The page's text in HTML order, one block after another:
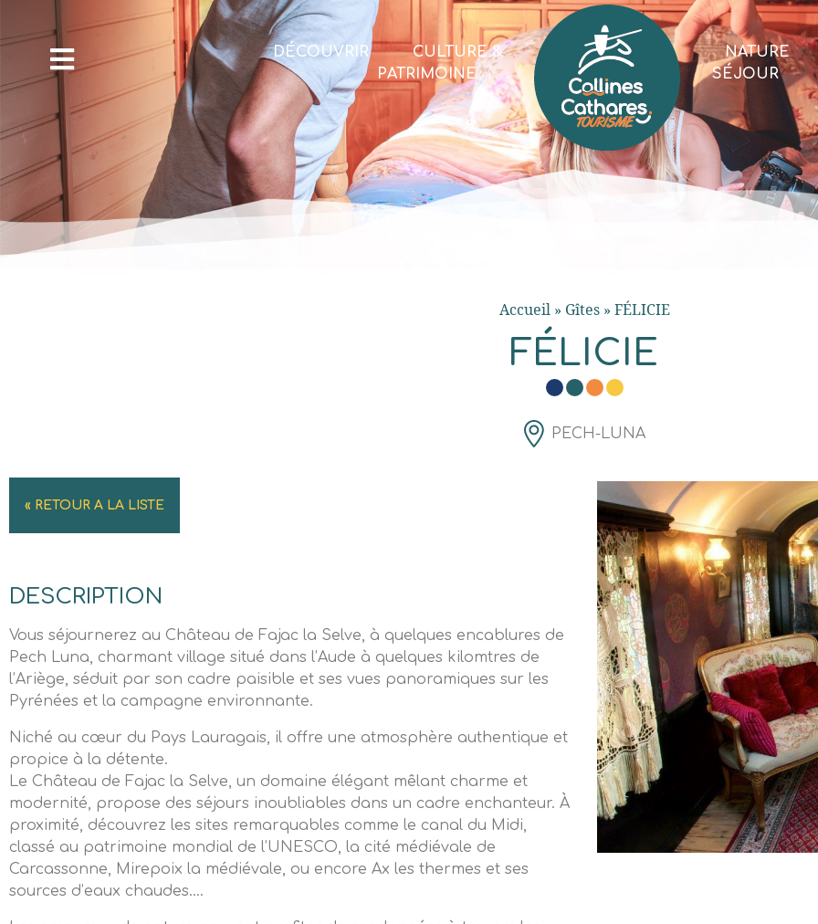
DÉCOUVRIR
CULTURE &
PATRIMOINE
NATURE
SÉJOUR
Accueil» Gîtes» FÉLICIE
FÉLICIE
PECH-LUNA
« RETOUR A LA LISTE
DESCRIPTION
Vous séjournerez au Château de Fajac la Selve, à quelques encablures de
Pech Luna, charmant village situé dans l’Aude à quelques kilomtres de
l’Ariège, séduit par son cadre paisible et ses vues panoramiques sur les
Pyrénées et la campagne environnante.
Niché au cœur du Pays Lauragais, il offre une atmosphère authentique et
propice à la détente.
Le Château de Fajac la Selve, un domaine élégant mêlant charme et
modernité, propose des séjours inoubliables dans un cadre enchanteur. À
proximité, découvrez les sites remarquables comme le canal du Midi,
classé au patrimoine mondial de l’UNESCO, la cité médiévale de
Carcassonne, Mirepoix la médiévale, ou encore Ax les thermes et ses
sources d’eaux chaudes….